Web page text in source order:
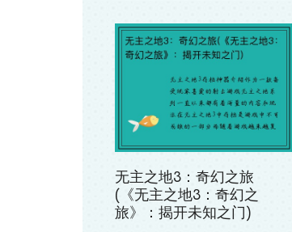
无主之地3：奇幻之旅
(《无主之地3：奇幻之
旅》：揭开未知之门)